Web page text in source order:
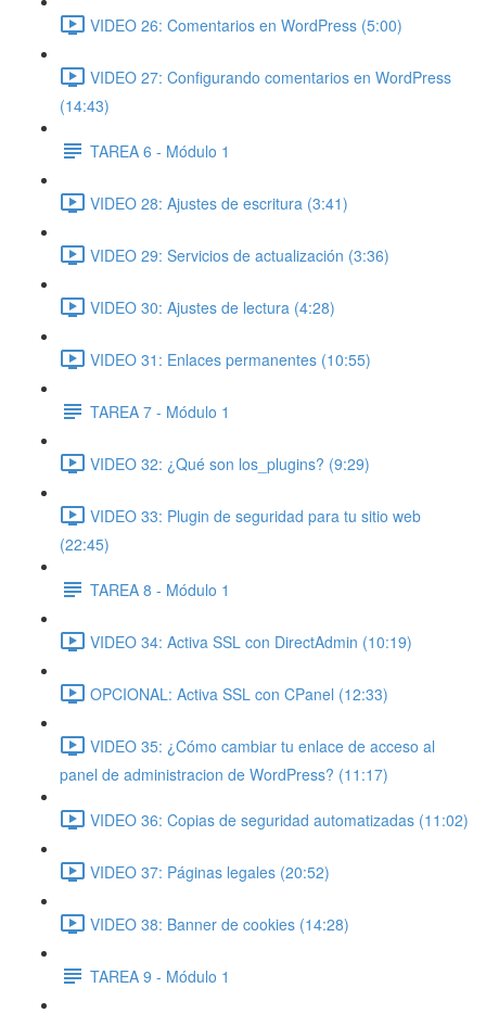
VIDEO 26: Comentarios en WordPress (5:00)
VIDEO 27: Configurando comentarios en WordPress
(14:43)
TAREA 6 - Módulo 1
VIDEO 28: Ajustes de escritura (3:41)
VIDEO 29: Servicios de actualización (3:36)
VIDEO 30: Ajustes de lectura (4:28)
VIDEO 31: Enlaces permanentes (10:55)
TAREA 7 - Módulo 1
VIDEO 32: ¿Qué son los_plugins? (9:29)
VIDEO 33: Plugin de seguridad para tu sitio web
(22:45)
TAREA 8 - Módulo 1
VIDEO 34: Activa SSL con DirectAdmin (10:19)
OPCIONAL: Activa SSL con CPanel (12:33)
VIDEO 35: ¿Cómo cambiar tu enlace de acceso al
panel de administracion de WordPress? (11:17)
VIDEO 36: Copias de seguridad automatizadas (11:02)
VIDEO 37: Páginas legales (20:52)
VIDEO 38: Banner de cookies (14:28)
TAREA 9 - Módulo 1